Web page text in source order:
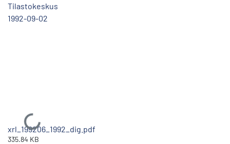
Tilastokeskus
1992-09-02
Ladataan...
xrl_199206_1992_dig.pdf
335.84 KB